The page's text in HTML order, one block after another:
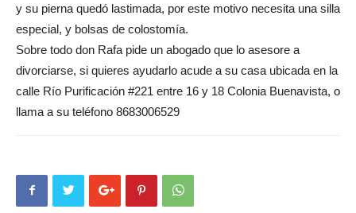
y su pierna quedó lastimada, por este motivo necesita una silla
especial, y bolsas de colostomía.
Sobre todo don Rafa pide un abogado que lo asesore a
divorciarse, si quieres ayudarlo acude a su casa ubicada en la
calle Río Purificación #221 entre 16 y 18 Colonia Buenavista, o
llama a su teléfono 8683006529